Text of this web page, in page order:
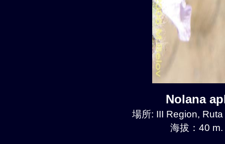
Nolana
場所: III Region,
海拔：40